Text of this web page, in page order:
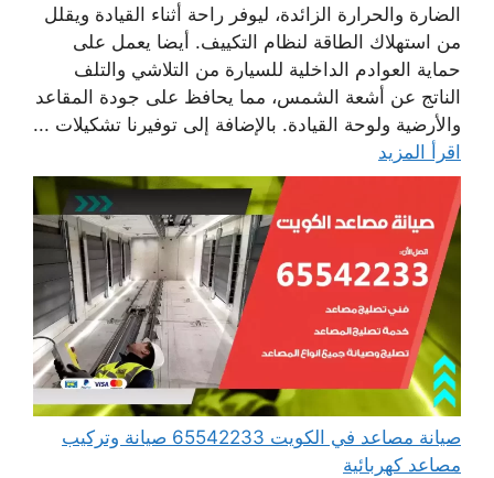
الضارة والحرارة الزائدة، ليوفر راحة أثناء القيادة ويقلل
من استهلاك الطاقة لنظام التكييف. أيضا يعمل على
حماية العوادم الداخلية للسيارة من التلاشي والتلف
الناتج عن أشعة الشمس، مما يحافظ على جودة المقاعد
والأرضية ولوحة القيادة. بالإضافة إلى توفيرنا تشكيلات ...
اقرأ المزيد
صيانة مصاعد في الكويت 65542233 صيانة وتركيب
مصاعد كهربائية